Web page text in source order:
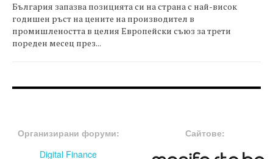
България запазва позицията си на страна с най-висок
годишен ръст на цените на производител в
промишлеността в целия Европейски съюз за трети
пореден месец през...
Организирани форуми:
Digital Finance
Сайтове: